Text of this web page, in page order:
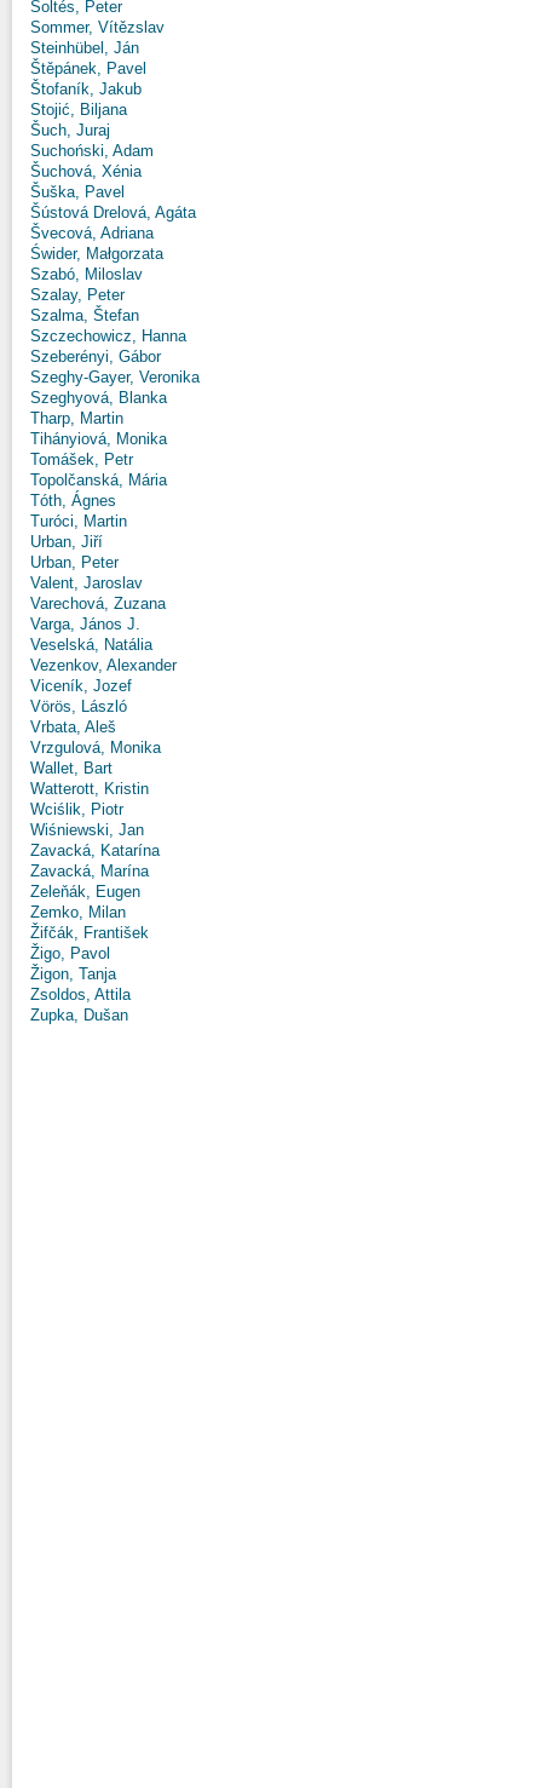
Šoltés, Peter
Sommer, Vítězslav
Steinhübel, Ján
Štěpánek, Pavel
Štofaník, Jakub
Stojić, Biljana
Šuch, Juraj
Suchoński, Adam
Šuchová, Xénia
Šuška, Pavel
Šústová Drelová, Agáta
Švecová, Adriana
Świder, Małgorzata
Szabó, Miloslav
Szalay, Peter
Szalma, Štefan
Szczechowicz, Hanna
Szeberényi, Gábor
Szeghy-Gayer, Veronika
Szeghyová, Blanka
Tharp, Martin
Tihányiová, Monika
Tomášek, Petr
Topolčanská, Mária
Tóth, Ágnes
Turóci, Martin
Urban, Jiří
Urban, Peter
Valent, Jaroslav
Varechová, Zuzana
Varga, János J.
Veselská, Natália
Vezenkov, Alexander
Viceník, Jozef
Vörös, László
Vrbata, Aleš
Vrzgulová, Monika
Wallet, Bart
Watterott, Kristin
Wciślik, Piotr
Wiśniewski, Jan
Zavacká, Katarína
Zavacká, Marína
Zeleňák, Eugen
Zemko, Milan
Žifčák, František
Žigo, Pavol
Žigon, Tanja
Zsoldos, Attila
Zupka, Dušan